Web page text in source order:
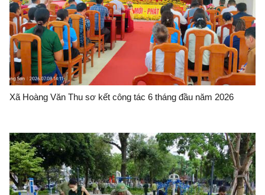
Xã Hoàng Văn Thu sơ kết công tác 6 tháng đầu năm 2026